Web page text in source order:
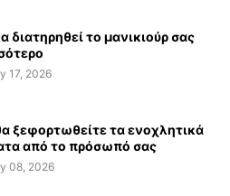
διατηρηθεί το μανικιούρ σας
17, 2026
ξεφορτωθείτε τα ενοχλητικά
από το πρόσωπό σας
08, 2026